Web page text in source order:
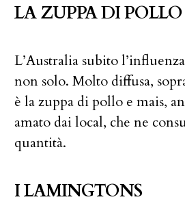
LA ZUPPA DI POLLO
L’Australia subito
non solo. Molto diffusa,
è la zuppa di pollo e mais,
amato dai local, che ne
quantità.
I LAMINGTONS